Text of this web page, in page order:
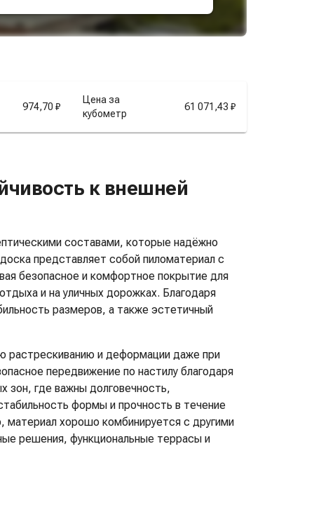
974,70 ₽
Цена за
кубометр
61 071,43 ₽
к внешней
составами, которые надёжно
представляет собой пиломатериал с
безопасное и комфортное покрытие для
и на уличных дорожках. Благодаря
размеров, а также эстетичный
растрескиванию и деформации даже при
передвижение по настилу благодаря
зон, где важны долговечность,
формы и прочность в течение
материал хорошо комбинируется с другими
решения, функциональные террасы и